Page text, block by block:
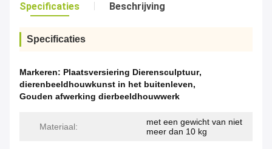
Specificaties Beschrijving
Specificaties
Markeren: Plaatsversiering Dierensculptuur,
dierenbeeldhouwkunst in het buitenleven,
Gouden afwerking dierbeeldhouwwerk
Materiaal:
met een gewicht van niet
meer dan 10 kg